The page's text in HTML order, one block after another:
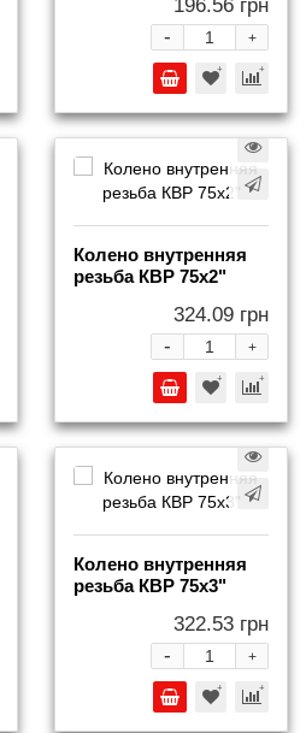
196.56 грн
+
-
Колено внутренняя
резьба КВР 75x2"
324.09 грн
+
-
Колено внутренняя
резьба КВР 75x3"
322.53 грн
+
-